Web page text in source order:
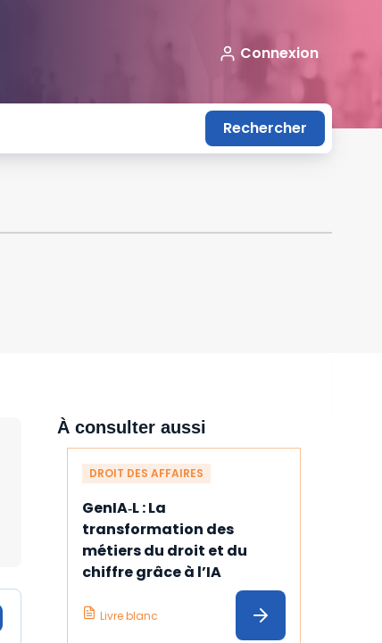
Connexion
Rechercher
À consulter aussi
DROIT DES AFFAIRES
GenIA‑L : La
transformation des
métiers du droit et du
chiffre grâce à l’IA
Livre blanc